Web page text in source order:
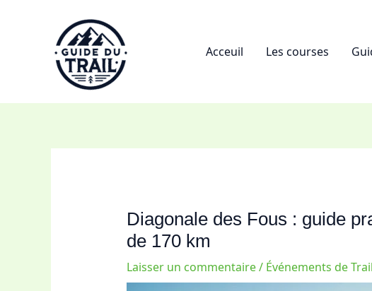
Acceuil Les courses
Diagonale des Fous : guide
de 170 km
Laisser un commentaire/ Événements de Trail